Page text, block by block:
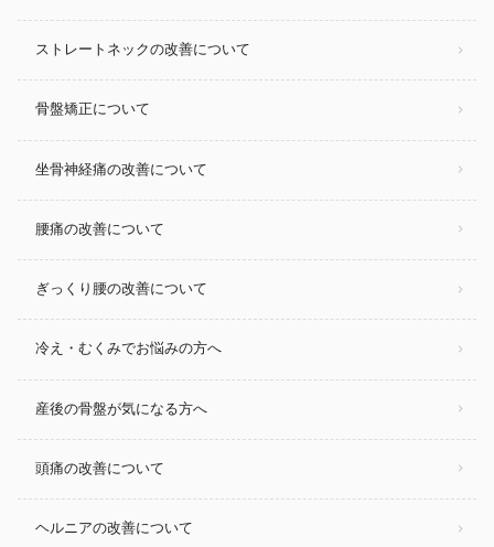
ストレートネックの改善について
骨盤矯正について
坐骨神経痛の改善について
腰痛の改善について
ぎっくり腰の改善について
冷え・むくみでお悩みの方へ
産後の骨盤が気になる方へ
頭痛の改善について
ヘルニアの改善について